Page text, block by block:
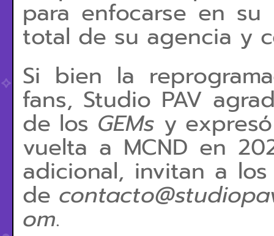
para enfocarse en
total de su agencia y
Si bien la
fans, Studio PAV
de los GEMs y
vuelta a MCND en
adicional, invitan a
de
om.